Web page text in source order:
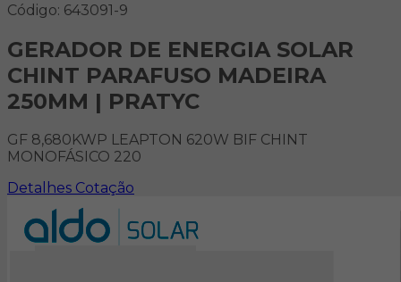
Código: 643091-9
GERADOR DE ENERGIA SOLAR
CHINT PARAFUSO MADEIRA
250MM | PRATYC
GF 8,680KWP LEAPTON 620W BIF CHINT
MONOFÁSICO 220
Detalhes Cotação